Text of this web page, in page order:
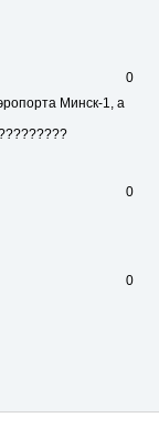
0
Минск-1, а
0
0